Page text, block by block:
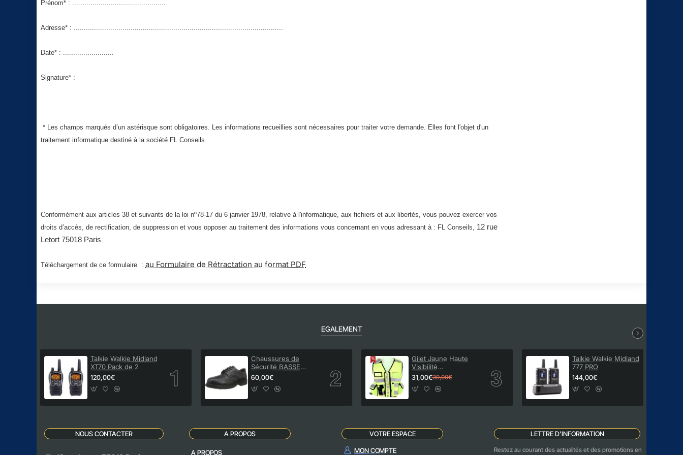
Prénom* : ..............................................
Adresse* : .......................................................................................................
Date* : .........................
Signature* :
* Les champs marqués d’un astérisque sont obligatoires. Les informations recueillies sont nécessaires pour traiter votre demande. Elles font l'objet d'un
traitement informatique destiné à la société FL Conseils.
Conformément aux articles 38 et suivants de la loi nº78-17 du 6 janvier 1978, relative à l'informatique, aux fichiers et aux libertés, vous pouvez exercer vos
droits d’accès, de rectification, de suppression et vous opposer au traitement des informations vous concernant en vous adressant à : FL Conseils, 12 rue
Letort 75018 Paris
Téléchargement de ce formulaire : au Formulaire de Rétractation au format PDF
EGALEMENT
Talkie Walkie Midland
XT70 Pack de 2
120,00€
Chaussures de
Sécurité BASSE
MANAGER
60,00€
Gilet Jaune Haute
Visibilité
Personnalisable
THOR
31,00€39,00€
Talkie Walkie Midland
777 PRO
144,00€
NOUS CONTACTER A PROPOS
A PROPOS
VOTRE ESPACE
MON COMPTE
LETTRE D'INFORMATION
Restez au courant des actualités et des promotions en